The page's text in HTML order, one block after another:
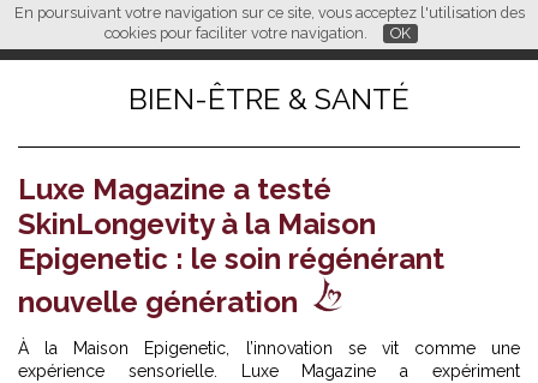
En poursuivant votre navigation sur ce site, vous acceptez l'utilisation des
cookies pour faciliter votre navigation.
OK
FR EN CN
L M
BIEN-ÊTRE & SANTÉ
Luxe Magazine a testé
SkinLongevity à la Maison
Epigenetic : le soin régénérant
nouvelle génération
À la Maison Epigenetic, l’innovation se vit comme une
expérience sensorielle. Luxe Magazine a expériment